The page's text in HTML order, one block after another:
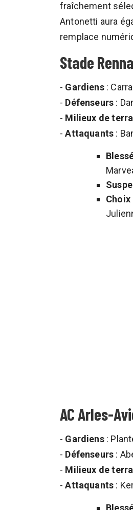
fraîchement
Antonetti aura
remplace
Stade
- Gardiens:
- Défenseurs :
- Milieux de
-Attaquants :
Choix
AC Arles-
- Gardiens:
- Défenseurs :
- Milieux de
-Attaquants :